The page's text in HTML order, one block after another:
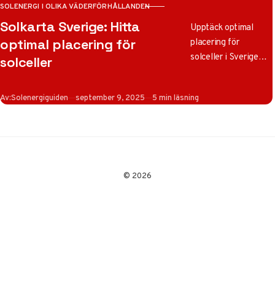
KATEGORI
SOLENERGI I OLIKA VÄDERFÖRHÅLLANDEN
Solkarta Sverige: Hitta
optimal placering för
solceller
Upptäck optimal
placering för
solceller i Sverige
solinstrålning och
Av:Solenergiguiden Publicerad
september 9, 2025 5 min läsning
© 2026